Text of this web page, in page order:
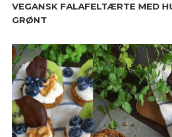
VEGANSK FALAFELTÆRTE MED
GRØNT